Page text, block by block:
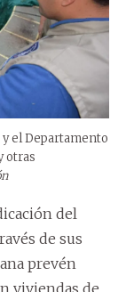
el Departamento
otras
del
de sus
prevén
viviendas de